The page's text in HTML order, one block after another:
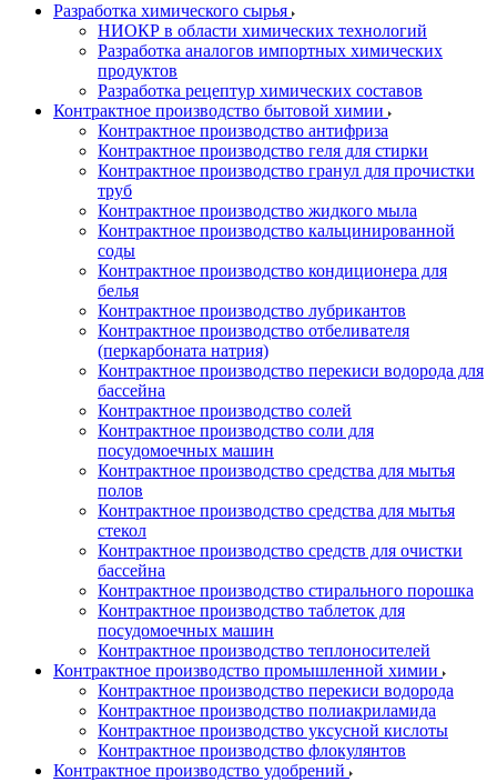
Разработка химического сырья
НИОКР в области химических технологий
Разработка аналогов импортных химических
продуктов
Разработка рецептур химических составов
Контрактное производство бытовой химии
Контрактное производство антифриза
Контрактное производство геля для стирки
Контрактное производство гранул для прочистки
труб
Контрактное производство жидкого мыла
Контрактное производство кальцинированной
соды
Контрактное производство кондиционера для
белья
Контрактное производство лубрикантов
Контрактное производство отбеливателя
(перкарбоната натрия)
Контрактное производство перекиси водорода для
бассейна
Контрактное производство солей
Контрактное производство соли для
посудомоечных машин
Контрактное производство средства для мытья
полов
Контрактное производство средства для мытья
стекол
Контрактное производство средств для очистки
бассейна
Контрактное производство стирального порошка
Контрактное производство таблеток для
посудомоечных машин
Контрактное производство теплоносителей
Контрактное производство промышленной химии
Контрактное производство перекиси водорода
Контрактное производство полиакриламида
Контрактное производство уксусной кислоты
Контрактное производство флокулянтов
Контрактное производство удобрений